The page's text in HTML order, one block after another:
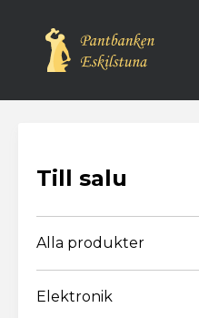
Till salu
Alla produkter
Elektronik